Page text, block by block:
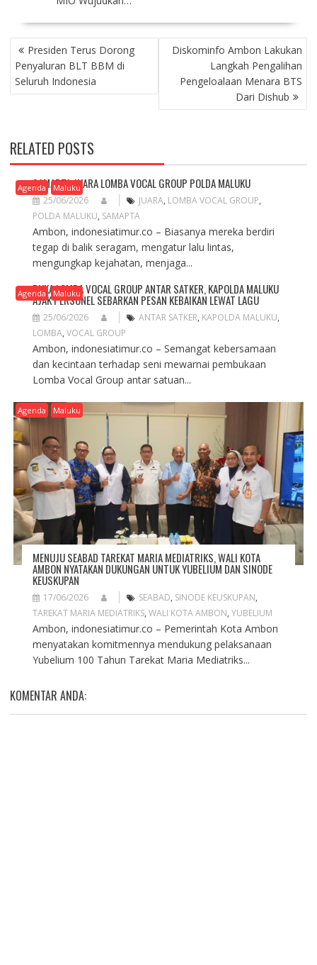
P
O
S
T
V
I
G
A
T
Presiden Terus Dorong
Penyaluran BLT BBM di
Seluruh Indonesia
Diskominfo Ambon Lakukan
Langkah Pengalihan
Pengeloalaan Menara BTS
Dari Dishub
RELATED POSTS
Agenda Maluku
SAMAPTA JUARA LOMBA VOCAL GROUP POLDA MALUKU
25/06/2026 JUARA, LOMBA VOCAL GROUP,
POLDA MALUKU, SAMAPTA
Ambon, indonesiatimur.co – Biasanya mereka berdiri
tegap di balik seragam, mengatur lalu lintas,
mengungkap kejahatan, menjaga...
Agenda Maluku
BUKA LOMBA VOCAL GROUP ANTAR SATKER, KAPOLDA MALUKU
AJAK PERSONEL SEBARKAN PESAN KEBAIKAN LEWAT LAGU
25/06/2026 ANTAR SATKER, KAPOLDA MALUKU,
LOMBA, VOCAL GROUP
Ambon, indonesiatimur.co – Semangat kebersamaan
dan kecintaan terhadap seni mewarnai pembukaan
Lomba Vocal Group antar satuan...
Agenda Maluku
MENUJU SEABAD TAREKAT MARIA MEDIATRIKS, WALI KOTA
AMBON NYATAKAN DUKUNGAN UNTUK YUBELIUM DAN SINODE
KEUSKUPAN
17/06/2026 SEABAD, SINODE KEUSKUPAN,
TAREKAT MARIA MEDIATRIKS, WALI KOTA AMBON, YUBELIUM
Ambon, indonesiatimur.co – Pemerintah Kota Ambon
menyatakan komitmennya mendukung pelaksanaan
Yubelium 100 Tahun Tarekat Maria Mediatriks...
KOMENTAR ANDA: